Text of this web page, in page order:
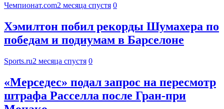
Чемпионат.com2 месяца спустя 0
Хэмилтон побил рекорды Шумахера по
победам и подиумам в Барселоне
Sports.ru2 месяца спустя 0
«Мерседес» подал запрос на пересмотр
штрафа Расселла после Гран-при